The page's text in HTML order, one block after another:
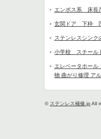
エンボス系 床長
玄関ドア 下枠
ステンレスシンク
小学校 スチール
エレベータホール
物 曲がり修理 ア
© ステンレス補修.jp All